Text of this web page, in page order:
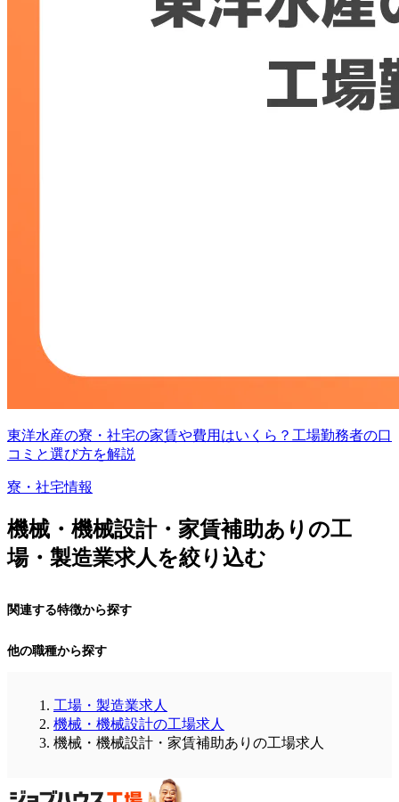
東洋水産の寮・社宅の家賃や費用はいくら？工場勤務者の口
コミと選び方を解説
寮・社宅情報
機械・機械設計・家賃補助ありの工
場・製造業求人を絞り込む
関連する特徴から探す
他の職種から探す
工場・製造業求人
機械・機械設計の工場求人
機械・機械設計・家賃補助ありの工場求人